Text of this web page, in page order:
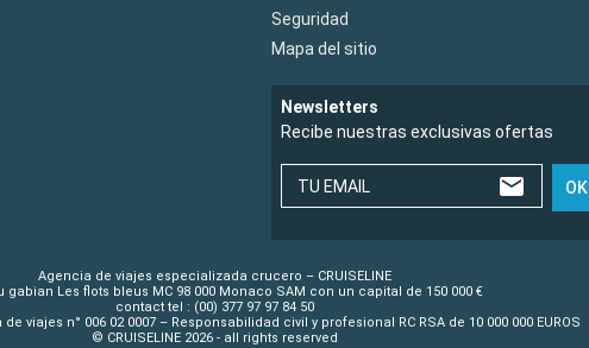
Seguridad
Mapa del sitio
Newsletters
Recibe nuestras exclusivas ofertas
TU EMAIL OK
Agencia de viajes especializada crucero – CRUISELINE
gabian Les flots bleus MC 98 000 Monaco SAM con un capital de 150 000 €
contact tel : (00) 377 97 97 84 50
viajes n° 006 02 0007 – Responsabilidad civil y profesional RC RSA de 10 000 000 EUROS
© CRUISELINE 2026 - all rights reserved